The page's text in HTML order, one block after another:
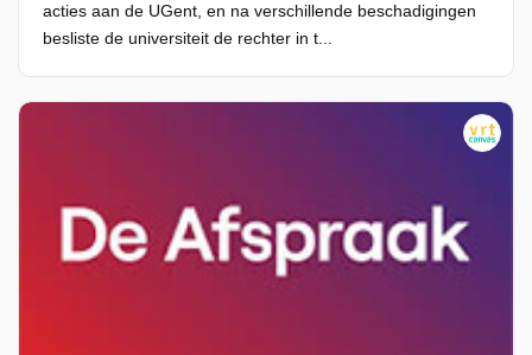
acties aan de UGent, en na verschillende beschadigingen
besliste de universiteit de rechter in t...